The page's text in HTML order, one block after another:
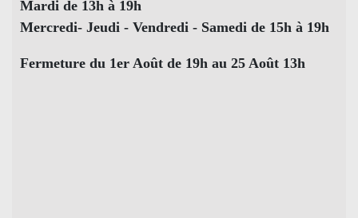
Mardi de 13h à 19h
Mercredi- Jeudi - Vendredi - Samedi de 15h à 19h
Fermeture du 1er Août de 19h au 25 Août 13h